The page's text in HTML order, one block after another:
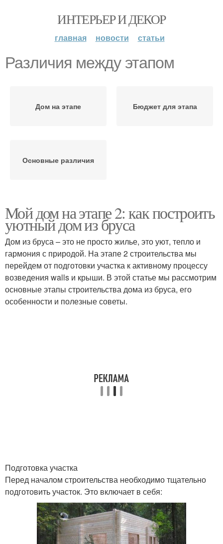
ИНТЕРЬЕР И ДЕКОР
главная новости статьи
Различия между этапом
Дом на этапе Бюджет для этапа
Основные различия
Мой дом на этапе 2: как построить
уютный дом из бруса
Дом из бруса – это не просто жилье, это уют, тепло и
гармония с природой. На этапе 2 строительства мы
перейдем от подготовки участка к активному процессу
возведения walls и крыши. В этой статье мы рассмотрим
основные этапы строительства дома из бруса, его
особенности и полезные советы.
Подготовка участка
Перед началом строительства необходимо тщательно
подготовить участок. Это включает в себя: